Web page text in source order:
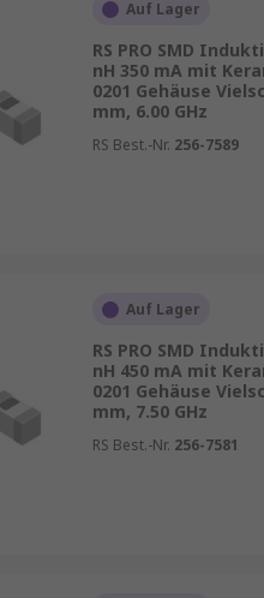
Auf Lager
RS PRO SMD
nH 350 mA mit
0201 Gehäuse
mm, 6.00 GHz
RS Best.-Nr. 256-7589
Auf Lager
RS PRO SMD
nH 450 mA mit
0201 Gehäuse
mm, 7.50 GHz
RS Best.-Nr. 256-7581